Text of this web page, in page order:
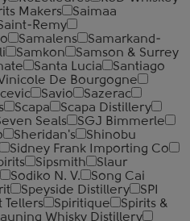
Makers
Saimaa
Remy
Samalens
Samarkand-
Samkon
Samson & Surrey
Santa Lucia
Santiago
De Bourgogne
Savio
Sazerac
Scapa
Scapa Distillery
Seals
SGJ Bimmerle
Sheridan's
Shinobu
Sidney Frank Importing Co
Sipsmith
Slaur
Sodiko N. V.
Song Cai
Speyside Distillery
SPI
Tellers Spiritique
Spirits &
Whisky Distillery